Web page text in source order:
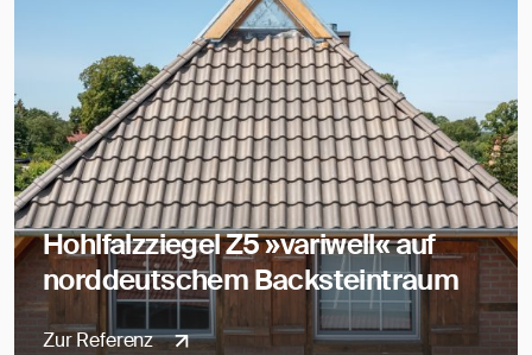
Hohlfalzziegel Z5 »variwell« auf
norddeutschem Backsteintraum
Zur Referenz